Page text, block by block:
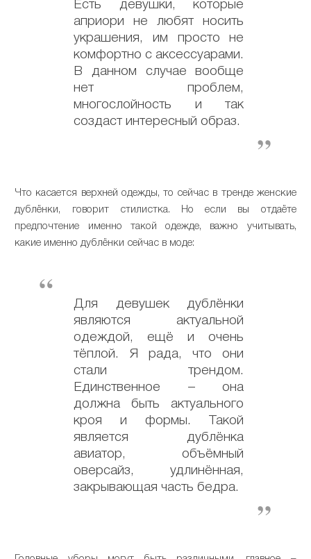
Есть девушки, которые
априори не любят носить
украшения, им просто не
комфортно с аксессуарами.
В данном случае вообще
нет проблем,
многослойность и так
создаст интересный образ.
Что касается верхней одежды, то сейчас в тренде женские
дублёнки, говорит стилистка. Но если вы отдаёте
предпочтение именно такой одежде, важно учитывать,
какие именно дублёнки сейчас в моде:
Для девушек дублёнки
являются актуальной
одеждой, ещё и очень
тёплой. Я рада, что они
стали трендом.
Единственное – она
должна быть актуального
кроя и формы. Такой
является дублёнка
авиатор, объёмный
оверсайз, удлинённая,
закрывающая часть бедра.